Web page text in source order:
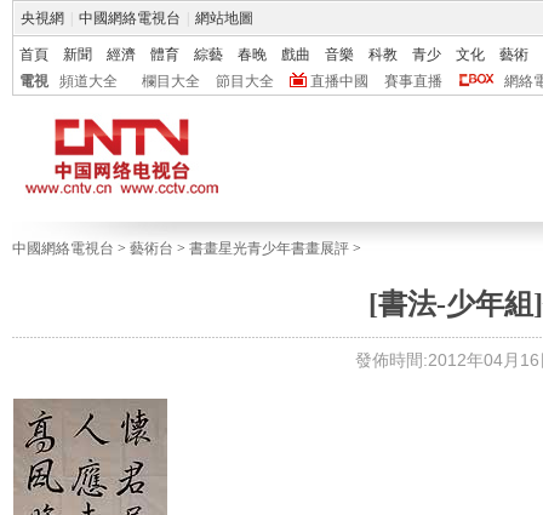
央視網 中國網絡電視台 網站地圖
首頁 新聞 經濟 體育 綜藝 春晚 戲曲 音樂 科教 青少 文化
藝術
電視
頻道大全 欄目大全 節目大全 直播中國 賽事直播 網絡
中國網絡電視台 > 藝術台 > 書畫星光青少年書畫展評 >
[書法-少年組
發佈時間:2012年04月